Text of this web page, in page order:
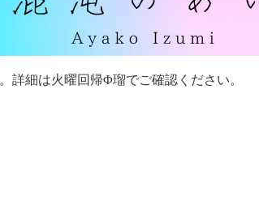
詳細は火曜回帰Φ瑠でご確認ください。